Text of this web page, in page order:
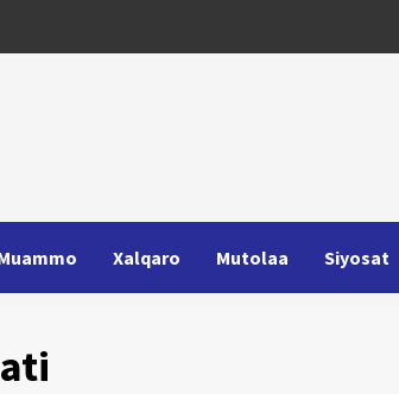
Xalqaro Mutolaa Siyosat